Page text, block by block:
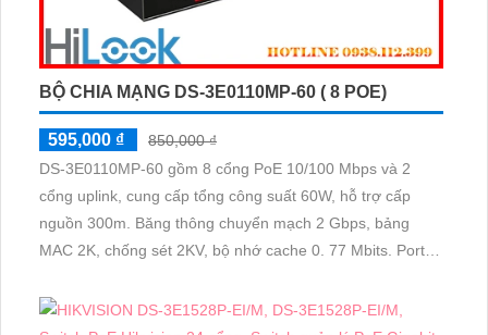
BỘ CHIA MẠNG DS-3E0110MP-60 ( 8 POE)
595,000 ₫
850,000 ₫
DS-3E0110MP-60 gồm 8 cổng PoE 10/100 Mbps và 2
cổng uplink, cung cấp tổng công suất 60W, hỗ trợ cấp
nguồn 300m. Băng thông chuyển mạch 2 Gbps, bảng
MAC 2K, chống sét 2KV, bộ nhớ cache 0. 77 Mbits. Port
chắn giúp tản nhiệt hiệu quả, lý tưởng cho hệ thống